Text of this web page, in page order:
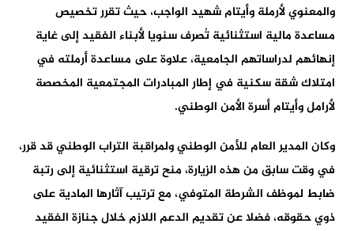
والمعنوي لأرملة وأيتام شهيد الواجب، حيث تقرر تخصيص
مساعدة مالية استثنائية تُصرف سنويا لأبناء الفقيد إلى غاية
إنهائهم لدراساتهم الجامعية، علاوة على مساعدة أرملته في
امتلاك شقة سكنية في إطار المبادرات المجتمعية المخصصة
لأرامل وأيتام أسرة الأمن الوطني.
وكان المدير العام للأمن الوطني ولمراقبة التراب الوطني قد قرر،
في وقت سابق من هذه الزيارة، منح ترقية استثنائية إلى رتبة
ضابط لموظف الشرطة المتوفي، مع ترتيب آثارها المادية على
ذوي حقوقه، فضلا عن تقديم الدعم اللازم خلال جنازة الفقيد